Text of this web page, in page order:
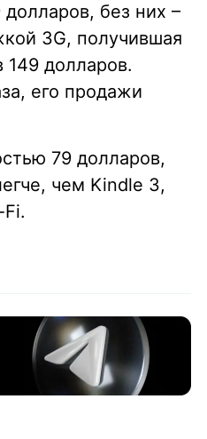
без них –
3G, получившая
149 долларов.
его продажи
79 долларов,
чем Kindle 3,